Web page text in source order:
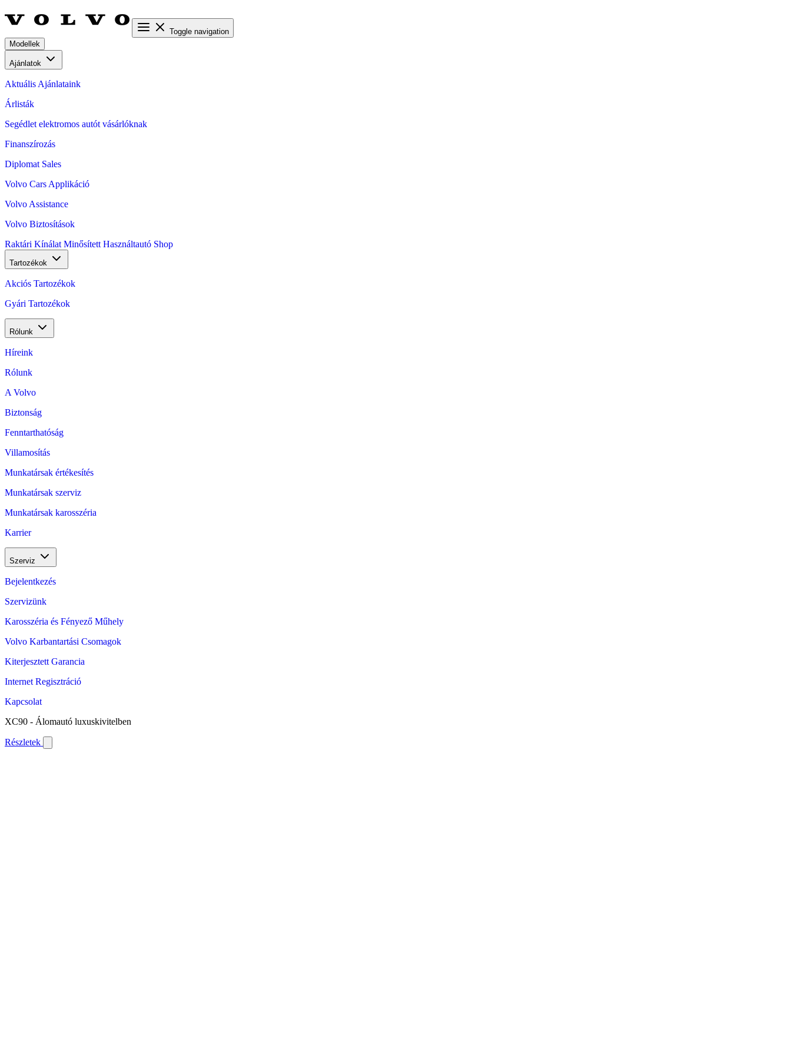
Toggle navigation
Modellek
Ajánlatok
Aktuális Ajánlataink
Árlisták
Segédlet elektromos autót vásárlóknak
Finanszírozás
Diplomat Sales
Volvo Cars Applikáció
Volvo Assistance
Volvo Biztosítások
Raktári Kínálat Minősített Használtautó Shop
Tartozékok
Akciós Tartozékok
Gyári Tartozékok
Rólunk
Híreink
Rólunk
A Volvo
Biztonság
Fenntarthatóság
Villamosítás
Munkatársak értékesítés
Munkatársak szerviz
Munkatársak karosszéria
Karrier
Szerviz
Bejelentkezés
Szervizünk
Karosszéria és Fényező Műhely
Volvo Karbantartási Csomagok
Kiterjesztett Garancia
Internet Regisztráció
Kapcsolat
XC90 - Álomautó luxuskivitelben
Részletek